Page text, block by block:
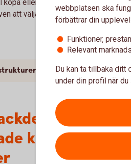
eller sälja
att välja aktuellt
obligationer
med
komplexa
webbplatsen ska
förbättrar din
Funktioner,
Relevant
Du kan ta tillbaka ditt
under din profil när du